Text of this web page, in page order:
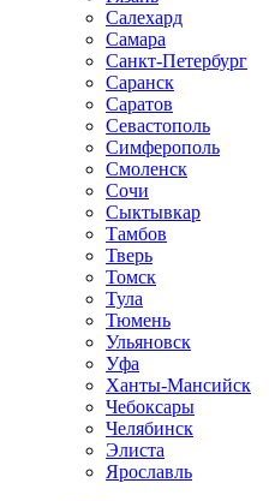
Салехард
Самара
Санкт-Петербург
Саранск
Саратов
Севастополь
Симферополь
Смоленск
Сочи
Сыктывкар
Тамбов
Тверь
Томск
Тула
Тюмень
Ульяновск
Уфа
Ханты-Мансийск
Чебоксары
Челябинск
Элиста
Ярославль